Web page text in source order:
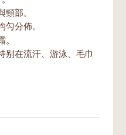
頸部。
匀分佈。
。
别在流汗、游泳、毛巾